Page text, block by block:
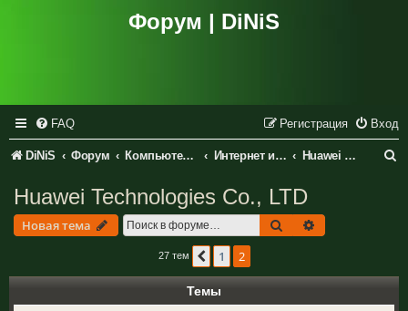
Форум | DiNiS
FAQ Вход
Регистрация
DiNiS Форум Компьютеры и периферия Интернет и сетевое оборудование Huawei Technologies Co., LTD
Huawei Technologies Co., LTD
Новая тема Поиск
27 тем Пред.
1 2
Темы